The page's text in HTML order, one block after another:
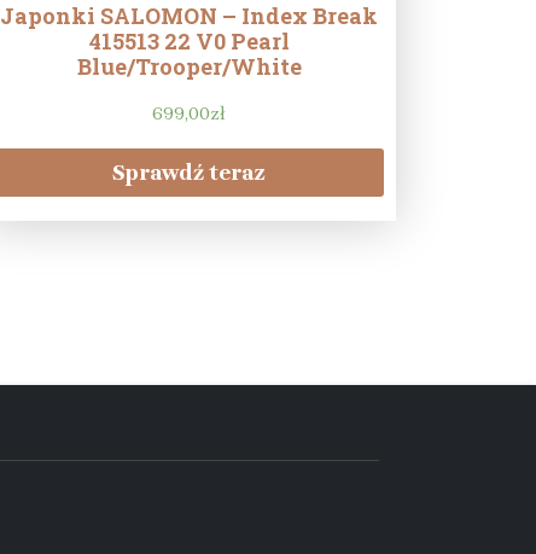
Japonki SALOMON – Index Break
415513 22 V0 Pearl
Blue/Trooper/White
699,00zł
Sprawdź teraz